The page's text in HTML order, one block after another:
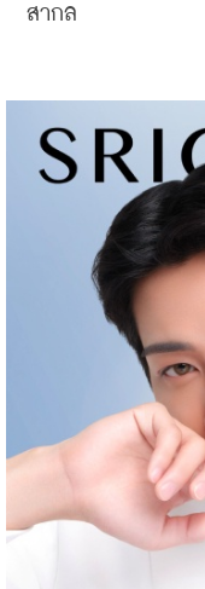
สากล